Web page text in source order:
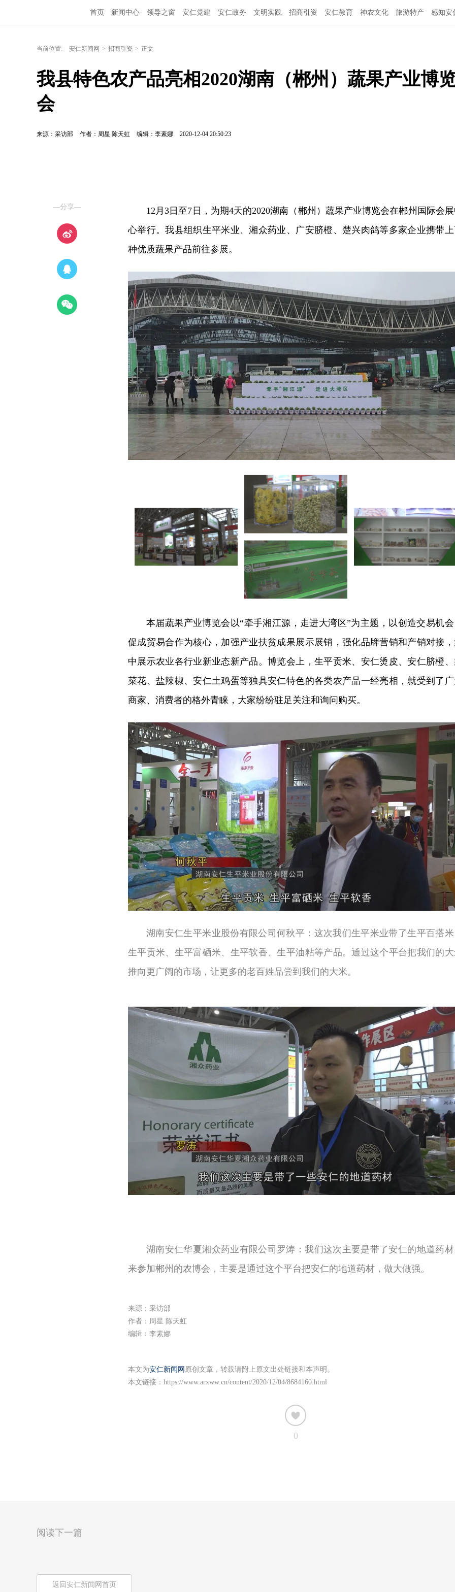
首页 新闻中心 领导之窗 安仁党建 安仁政务 文明实践 招商引资 安仁教育 神农文化 旅游特产 感知安
当前位置: 安仁新闻网 > 招商引资 > 正文
我县特色农产品亮相2020湖南（郴州）蔬果产业博
会
来源：采访部 作者：周星 陈天虹 编辑：李素娜 2020-12-04 20:50:23
—分享—
12月3日至7日，为期4天的2020湖南（郴州）蔬果产业博览会在郴州国际会
心举行。我县组织生平米业、湘众药业、广安脐橙、楚兴肉鸽等多家企业携带
种优质蔬果产品前往参展。
本届蔬果产业博览会以“牵手湘江源，走进大湾区”为主题，以创造交易机
促成贸易合作为核心，加强产业扶贫成果展示展销，强化品牌营销和产销对接
中展示农业各行业新业态新产品。博览会上，生平贡米、安仁烫皮、安仁脐橙
菜花、盐辣椒、安仁土鸡蛋等独具安仁特色的各类农产品一经亮相，就受到了
商家、消费者的格外青睐，大家纷纷驻足关注和询问购买。
湖南安仁生平米业股份有限公司何秋平：这次我们生平米业带了生平百搭
生平贡米、生平富硒米、生平软香、生平油粘等产品。通过这个平台把我们的
推向更广阔的市场，让更多的老百姓品尝到我们的大米。
湖南安仁华夏湘众药业有限公司罗涛：我们这次主要是带了安仁的地道药
来参加郴州的农博会，主要是通过这个平台把安仁的地道药材，做大做强。
来源：采访部
作者：周星 陈天虹
编辑：李素娜
本文为安仁新闻网 原创文章，转载请附上原文出处链接和本声明。
本文链接： https://www.arxww.cn/content/2020/12/04/8684160.html
0
阅读下一篇
返回安仁新闻网首页